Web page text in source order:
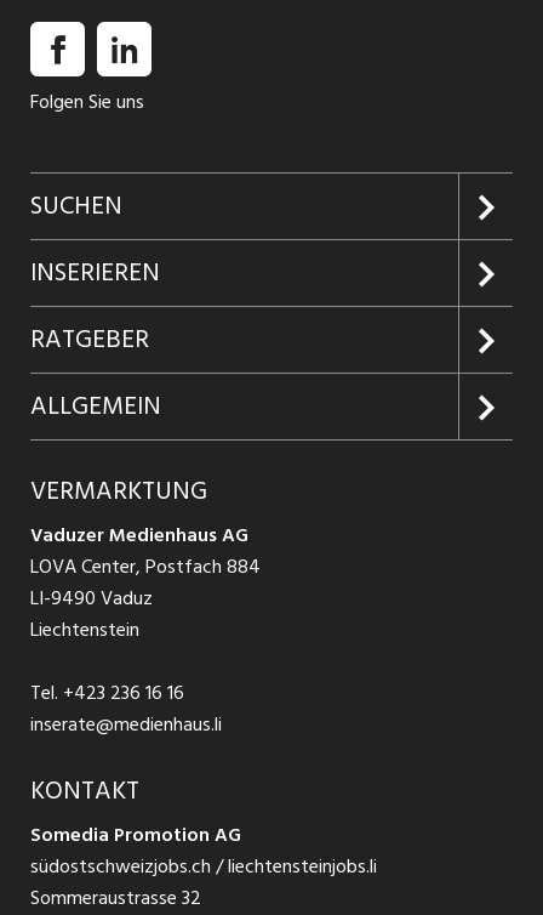
Folgen Sie uns
SUCHEN
Jobs suchen
Jobabo
Firmen entdecken
Jobs in Graubünden
Jobs in St. Gallen
Jobs in Glarus
Jobs in der Südostschweiz
Temporär Jobs
Teilzeit Jobs
Praktikum
INSERIEREN
Kundenlogin
Inserieren
Produkte
Schnittstelle
RATGEBER
Glossar
Ratgeber Bewerbung / Rekrutierung
ALLGEMEIN
AGB
Datenschutzbestimmungen
Nutzungsbedingungen
Impressum
VERMARKTUNG
Vaduzer Medienhaus AG
LOVA Center, Postfach 884
LI-9490 Vaduz
Liechtenstein
Tel. +423 236 16 16
inserate@medienhaus.li
KONTAKT
Somedia Promotion AG
südostschweizjobs.ch / liechtensteinjobs.li
Sommeraustrasse 32